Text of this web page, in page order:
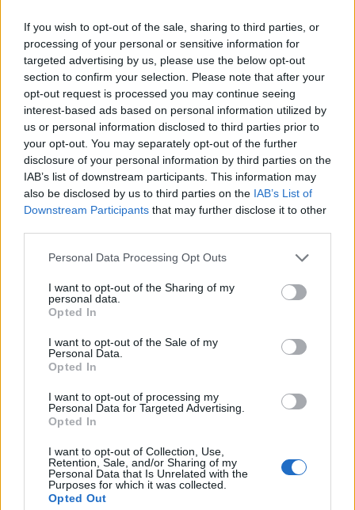
If you wish to opt-out of the sale, sharing to third parties, or
processing of your personal or sensitive information for
targeted advertising by us, please use the below opt-out
section to confirm your selection. Please note that after your
opt-out request is processed you may continue seeing
interest-based ads based on personal information utilized by
us or personal information disclosed to third parties prior to
your opt-out. You may separately opt-out of the further
disclosure of your personal information by third parties on the
IAB’s list of downstream participants. This information may
also be disclosed by us to third parties on the IAB’s List of
Downstream Participants that may further disclose it to other
Personal Data Processing Opt Outs
I want to opt-out of the Sharing of my
personal data.
Opted In
I want to opt-out of the Sale of my
Personal Data.
Opted In
I want to opt-out of processing my
Personal Data for Targeted Advertising.
Opted In
I want to opt-out of Collection, Use,
Retention, Sale, and/or Sharing of my
Personal Data that Is Unrelated with the
Purposes for which it was collected.
Opted Out
2026. augusztus 08., szombat
Románia irányából érkező ukrán